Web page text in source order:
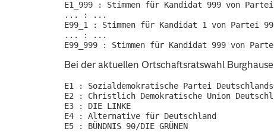
E1_999 : Stimmen für Kandidat 999 von
... : ...
E99_1 : Stimmen für Kandidat 1 von Partei 99
... : ...
Bei der aktuellen Ortschaftsratswahl
E1 : Sozialdemokratische Partei Deutschlands
E2 : Christlich Demokratische Union
E3 : DIE LINKE
E4 : Alternative für Deutschland